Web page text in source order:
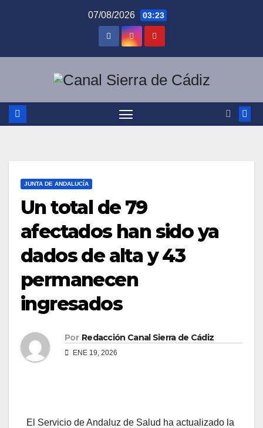
07/08/2026 03:23
JUNTA DE ANDALUCÍA
Un total de 79
afectados han sido ya
dados de alta y 43
permanecen
ingresados
Por Redacción Canal Sierra de Cádiz
ENE 19, 2026
El Servicio de Andaluz de Salud ha actualizado la